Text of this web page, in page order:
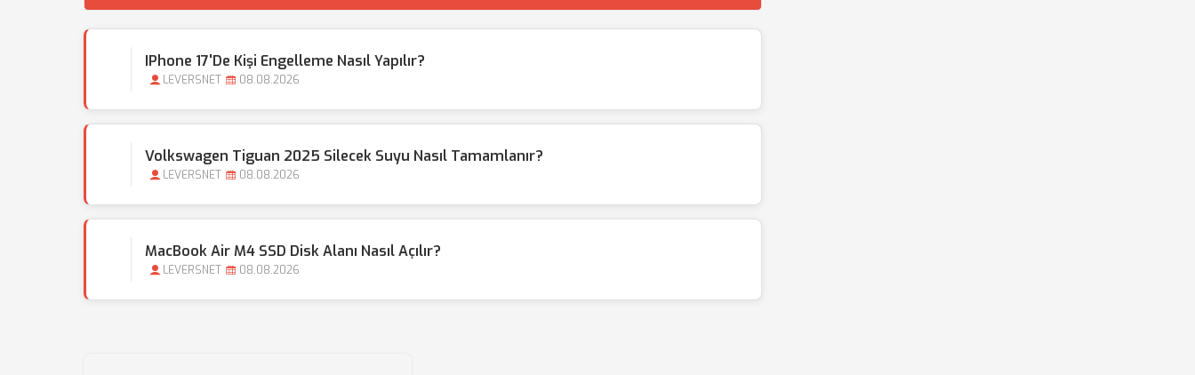
IPhone 17'de Kişi Engelleme Nasıl Yapılır?
LEVERSNET 08.08.2026
Volkswagen Tiguan 2025 Silecek Suyu Nasıl Tamamlanır?
LEVERSNET 08.08.2026
MacBook Air M4 SSD Disk Alanı Nasıl Açılır?
LEVERSNET 08.08.2026